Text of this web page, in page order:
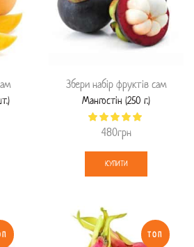
Збери набір фруктів сам
Мангостін (250 г.)
480грн
КУПИТИ
ТОП